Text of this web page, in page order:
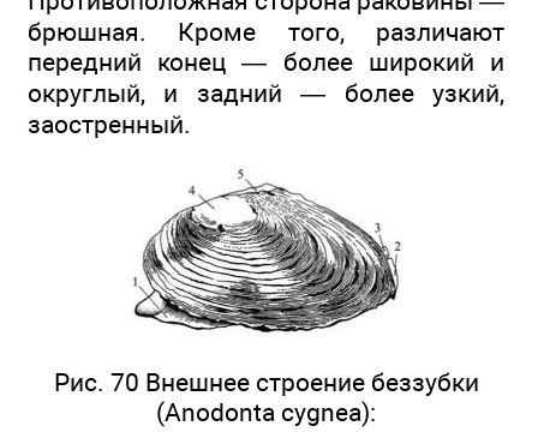
брюшная. Кроме того, различают
передний конец — более широкий и
округлый, и задний — более узкий,
заостренный.
Рис. 70 Внешнее строение беззубки
(Anodonta cygnea):